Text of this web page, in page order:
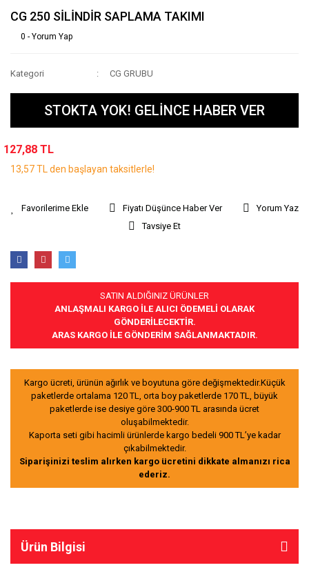
CG 250 SİLİNDİR SAPLAMA TAKIMI
0 - Yorum Yap
Kategori CG GRUBU
STOKTA YOK! GELİNCE HABER VER
127,88 TL
13,57 TL den başlayan taksitlerle!
Fiyatı Düşünce Haber Ver
Yorum Yaz
Tavsiye Et
SATIN ALDIĞINIZ ÜRÜNLER
ANLAŞMALI KARGO İLE ALICI ÖDEMELİ OLARAK
GÖNDERİLECEKTİR.
ARAS KARGO İLE GÖNDERİM SAĞLANMAKTADIR.
Kargo ücreti, ürünün ağırlık ve boyutuna göre değişmektedir.Küçük
paketlerde ortalama 120 TL, orta boy paketlerde 170 TL, büyük
paketlerde ise desiye göre 300-900 TL arasında ücret
oluşabilmektedir.
Kaporta seti gibi hacimli ürünlerde kargo bedeli 900 TL’ye kadar
çıkabilmektedir.
Siparişinizi teslim alırken kargo ücretini dikkate almanızı rica
ederiz.
Ürün Bilgisi